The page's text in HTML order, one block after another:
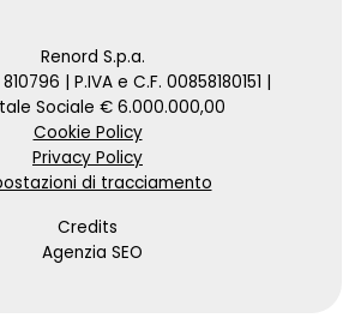
Renord S.p.a.
| P.IVA e C.F. 00858180151 |
Sociale € 6.000.000,00
Cookie Policy
Privacy Policy
di tracciamento
Credits
Agenzia SEO